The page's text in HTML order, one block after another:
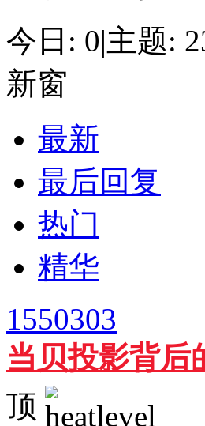
今日: 0|主题:
新窗
最新
最后回复
热门
精华
1550303
当贝投影背后
顶